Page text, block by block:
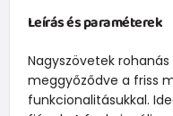
Leírás és paraméterek
Nagyszövetek
meggyőződve a friss
funkcionalitásukkal.